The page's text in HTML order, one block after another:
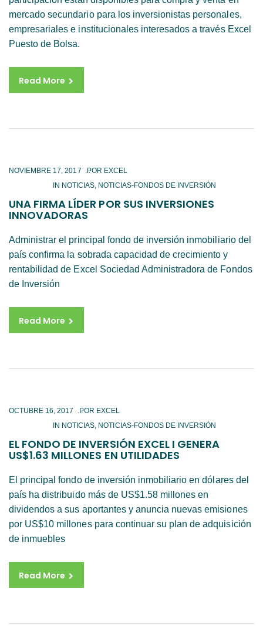
mercado secundario para los inversionistas personales,
empresariales e institucionales interesados a través Excel
Puesto de Bolsa.
Read More
NOVIEMBRE 17, 2017
IN NOTICIAS, NOTICIAS-FONDOS DE INVERSIÓN
UNA FIRMA LÍDER POR SUS INVERSIONES
INNOVADORAS
Administrar el principal fondo de inversión inmobiliario del
país confirma la sobrada capacidad de crecimiento y
rentabilidad de Excel Sociedad Administradora de Fondos
de Inversión
Read More
OCTUBRE 16, 2017
IN NOTICIAS, NOTICIAS-FONDOS DE INVERSIÓN
EL FONDO DE INVERSIÓN EXCEL I GENERA
US$1.63 MILLONES EN UTILIDADES
El principal fondo de inversión inmobiliario en dólares del
país ha distribuido más de US$1.58 millones en
dividendos a sus aportantes y anuncia nuevas emisiones
por US$10 millones para continuar su plan de adquisición
de inmuebles
Read More